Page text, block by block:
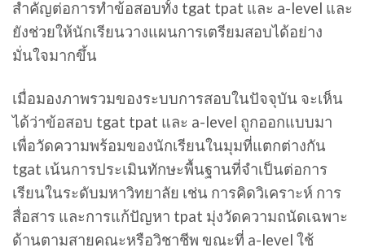
สำคัญต่อการทำข้อสอบทั้ง tgat tpat และ a-level และ
ยังช่วยให้นักเรียนวางแผนการเตรียมสอบได้อย่าง
มั่นใจมากขึ้น
เมื่อมองภาพรวมของระบบการสอบในปัจจุบัน จะเห็น
ได้ว่าข้อสอบ tgat tpat และ a-level ถูกออกแบบมา
เพื่อวัดความพร้อมของนักเรียนในมุมที่แตกต่างกัน
tgat เน้นการประเมินทักษะพื้นฐานที่จำเป็นต่อการ
เรียนในระดับมหาวิทยาลัย เช่น การคิดวิเคราะห์ การ
สื่อสาร และการแก้ปัญหา tpat มุ่งวัดความถนัดเฉพาะ
ด้านตามสายคณะหรือวิชาชีพ ขณะที่ a-level ใช้